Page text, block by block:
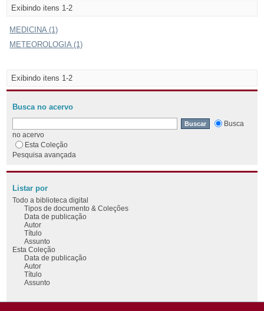
Exibindo itens 1-2
MEDICINA (1)
METEOROLOGIA (1)
Exibindo itens 1-2
Busca no acervo
Busca
no acervo
Esta Coleção
Pesquisa avançada
Listar por
Todo a biblioteca digital
Tipos de documento & Coleções
Data de publicação
Autor
Título
Assunto
Esta Coleção
Data de publicação
Autor
Título
Assunto